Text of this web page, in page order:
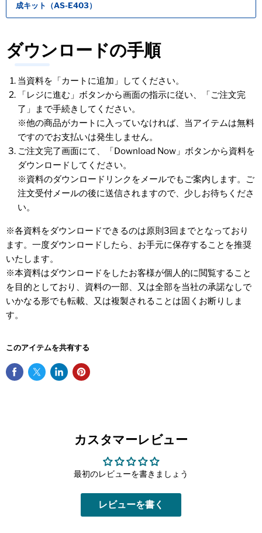
成キット（AS-E403）
ダウンロードの手順
当資料を「カートに追加」してください。
「レジに進む」ボタンから画面の指示に従い、「ご注文完
了」まで手続きしてください。
※他の商品がカートに入っていなければ、当アイテムは無料
ですのでお支払いは発生しません。
ご注文完了画面にて、「Download Now」ボタンから資料を
ダウンロードしてください。
※資料のダウンロードリンクをメールでもご案内します。ご
注文受付メールの後に送信されますので、少しお待ちくださ
い。
※各資料をダウンロードできるのは原則3回までとなっており
ます。一度ダウンロードしたら、お手元に保存することを推奨
いたします。
※本資料はダウンロードをしたお客様が個人的に閲覧すること
を目的としており、資料の一部、又は全部を当社の承諾なしで
いかなる形でも転載、又は複製されることは固くお断りしま
す。
このアイテムを共有する
カスタマーレビュー
最初のレビューを書きましょう
レビューを書く